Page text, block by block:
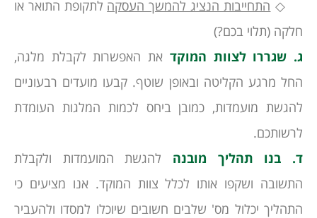
◇ התחייבות הנציג להמשך העסקה לתקופת התואר או
חלקה (תלוי בכם?)
ג. שגררו לצוות המוקד את האפשרות לקבלת מלגה,
החל מרגע הקליטה ובאופן שוטף. קבעו מועדים רבעוניים
להגשת מועמדות, כמובן ביחס לכמות המלגות העומדת
לרשותכם.
ד.
בנו תהליך מובנה להגשת המועמדות ולקבלת
התשובה ושקפו אותו לכלל צוות המוקד. אנו מציעים כי
התהליך יכלול מס' שלבים חשובים שיוכלו למסדו ולהעביר